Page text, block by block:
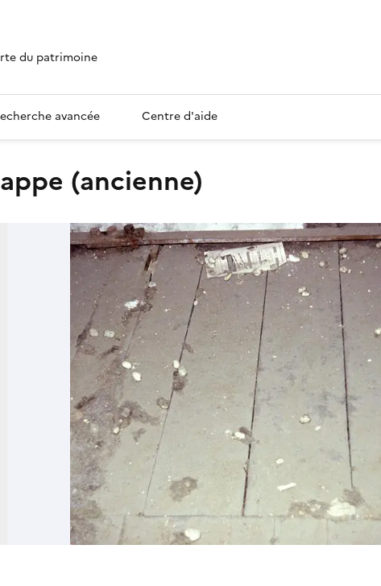
du patrimoine
avancée Centre d'aide
(ancienne)